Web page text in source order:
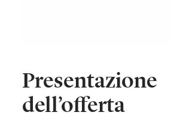
Presentazione
dell’offerta